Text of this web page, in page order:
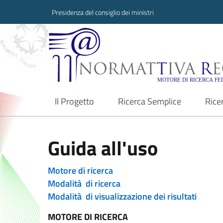
Presidenza del consiglio dei ministri
Normattiva
Il Progetto
current Ricerca Semplice
Guida all'uso
Motore di ricerca
Modalità di ricerca
Modalità di visualizzazione dei risultati
MOTORE DI RICERCA